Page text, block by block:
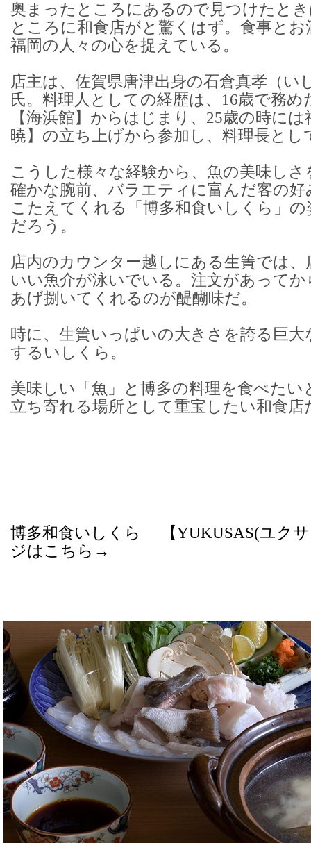
奥まったところにあるので見つけたと
ところに和食店がと驚くはず。食事と
福岡の人々の心を捉えている。
店主は、佐賀県唐津出身の石倉真孝（い
氏。料理人としての経歴は、16歳で務
【海浜館】からはじまり、25歳の時に
暁】の立ち上げから参加し、料理長とし
こうした様々な経験から、魚の美味しさ
確かな腕前、バラエティに富んだ客の
こたえてくれる「博多和食いしくら」
だろう。
店内のカウンター越しにある生簀では、
いい魚介が泳いでいる。注文があって
あげ捌いてくれるのが醍醐味だ。
時に、生簀いっぱいの大きさを誇る巨
するいしくら。
美味しい「魚」と博多の料理を食べたい
立ち寄れる場所として重宝したい和食店
博多和食いしくら 【YUKUSAS(ユクサ
ジはこちら→